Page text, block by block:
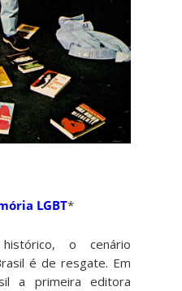
LGBT*
o cenário
é de resgate. Em
a primeira editora